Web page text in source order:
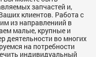
запчастей и,
клиентов. Работа с
из направлениий в
малые, крупные и
деятельности во многих
на потребности
индивидуальный